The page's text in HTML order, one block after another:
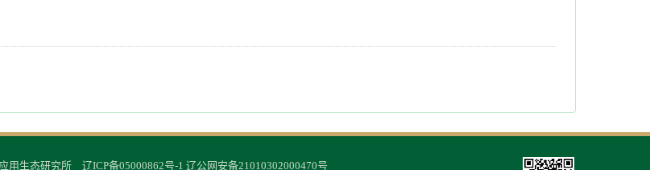
用生态研究所 辽ICP备05000862号-1 辽公网安备21010302000470号